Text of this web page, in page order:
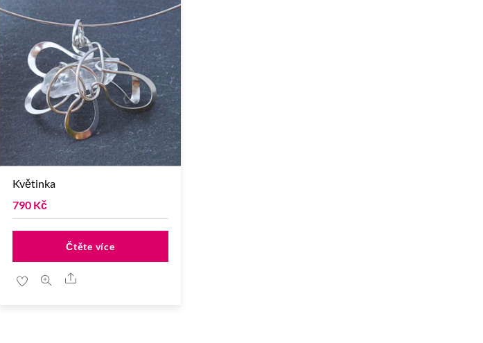
Květinka
790 Kč
Čtěte více
Share